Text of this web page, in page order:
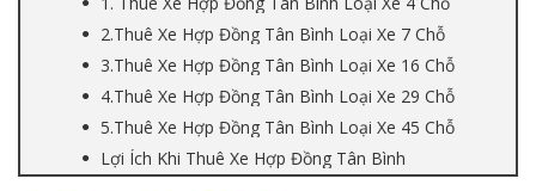
2.Thuê Xe Hợp Đồng Tân Bình Loại Xe 7 Chỗ
3.Thuê Xe Hợp Đồng Tân Bình Loại Xe 16 Chỗ
4.Thuê Xe Hợp Đồng Tân Bình Loại Xe 29 Chỗ
5.Thuê Xe Hợp Đồng Tân Bình Loại Xe 45 Chỗ
Lợi Ích Khi Thuê Xe Hợp Đồng Tân Bình